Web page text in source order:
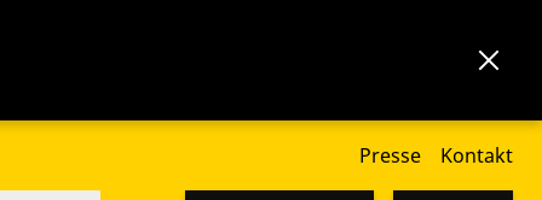
Presse Kontakt